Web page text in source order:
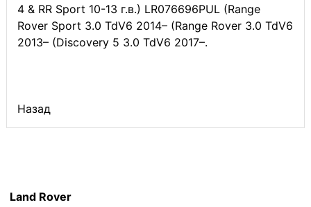
4 & RR Sport 10-13 г.в.) LR076696PUL (Range
Rover Sport 3.0 TdV6 2014– (Range Rover 3.0 TdV6
2013– (Discovery 5 3.0 TdV6 2017–.
Назад
Land Rover